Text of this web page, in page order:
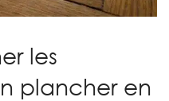
les
plancher en